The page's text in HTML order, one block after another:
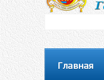
логином
вам
Главная